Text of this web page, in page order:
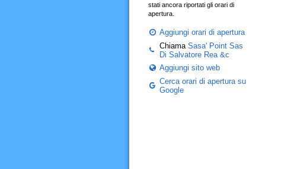
stati ancora riportati gli orari di
apertura.
Aggiungi orari di apertura
Chiama Sasa' Point Sas
Di Salvatore Rea &c
Aggiungi sito web
Cerca orari di apertura su
Google